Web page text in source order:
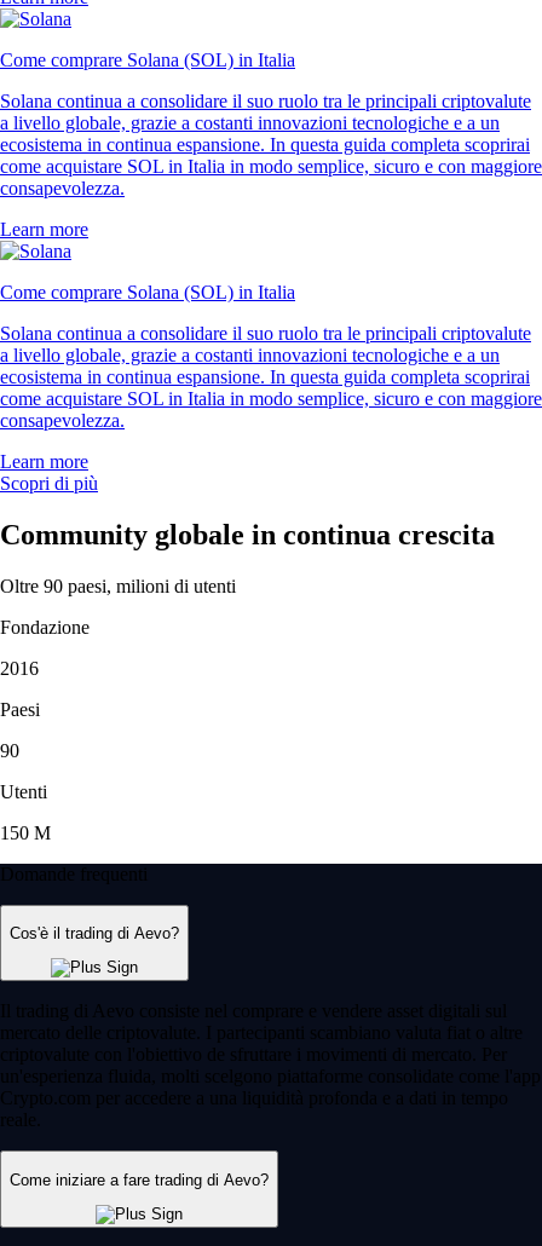
Come comprare Solana (SOL) in Italia
Solana continua a consolidare il suo ruolo tra le principali criptovalute
a livello globale, grazie a costanti innovazioni tecnologiche e a un
ecosistema in continua espansione. In questa guida completa scoprirai
come acquistare SOL in Italia in modo semplice, sicuro e con maggiore
consapevolezza.
Learn more
Come comprare Solana (SOL) in Italia
Solana continua a consolidare il suo ruolo tra le principali criptovalute
a livello globale, grazie a costanti innovazioni tecnologiche e a un
ecosistema in continua espansione. In questa guida completa scoprirai
come acquistare SOL in Italia in modo semplice, sicuro e con maggiore
consapevolezza.
Learn more
Scopri di più
Community globale in continua crescita
Oltre 90 paesi, milioni di utenti
Fondazione
2016
Paesi
90
Utenti
150 M
Domande frequenti
Cos'è il trading di Aevo?
Il trading di Aevo consiste nel comprare e vendere asset digitali sul
mercato delle criptovalute. I partecipanti scambiano valuta fiat o altre
criptovalute con l'obiettivo de sfruttare i movimenti di mercato. Per
un'esperienza fluida, molti scelgono piattaforme consolidate come l'app
Crypto.com per accedere a una liquidità profonda e a dati in tempo
reale.
Come iniziare a fare trading di Aevo?